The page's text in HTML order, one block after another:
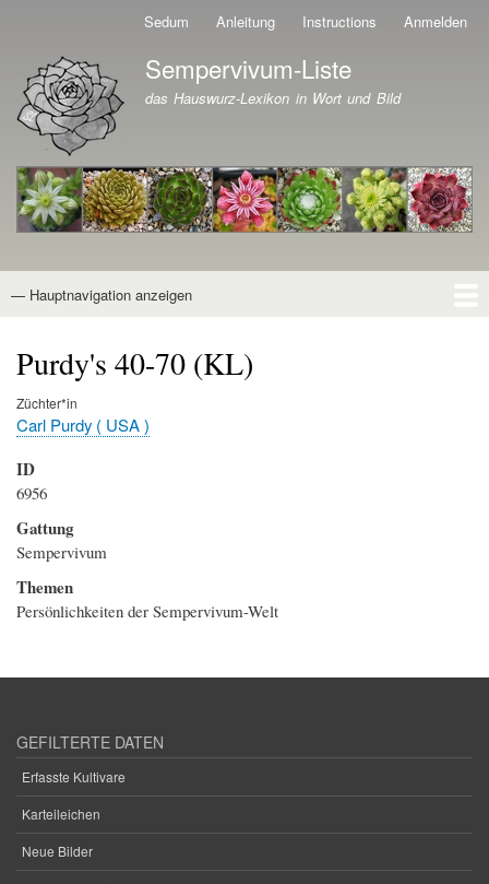
Direkt
zum
Inhalt
Sedum Anleitung Instructions Anmelden
Branding der Website
Sempervivum-Liste
das Hauswurz-Lexikon in Wort und Bild
Hauptnavigation
— Hauptnavigation anzeigen
Purdy's 40-70 (KL)
Züchter*in
Carl Purdy ( USA )
ID
6956
Gattung
Sempervivum
Themen
Persönlichkeiten der Sempervivum-Welt
GEFILTERTE DATEN
Erfasste Kultivare
Karteileichen
Neue Bilder